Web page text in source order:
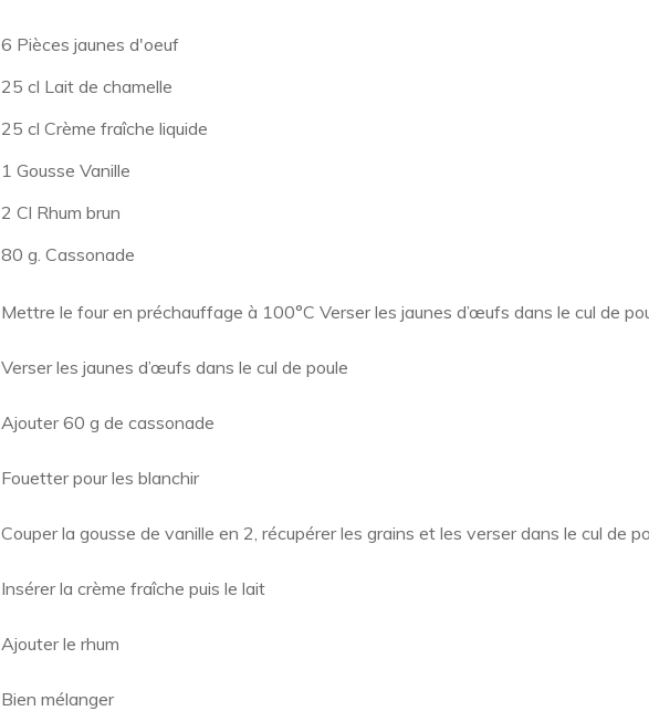
6 Pièces jaunes d'oeuf
25 cl Lait de chamelle
25 cl Crème fraîche liquide
1 Gousse Vanille
2 Cl Rhum brun
80 g. Cassonade
Mettre le four en préchauffage à 100°C Verser les jaunes d’œufs dans le cul de
Verser les jaunes d’œufs dans le cul de poule
Ajouter 60 g de cassonade
Fouetter pour les blanchir
Couper la gousse de vanille en 2, récupérer les grains et les verser dans le cul de
Insérer la crème fraîche puis le lait
Ajouter le rhum
Bien mélanger